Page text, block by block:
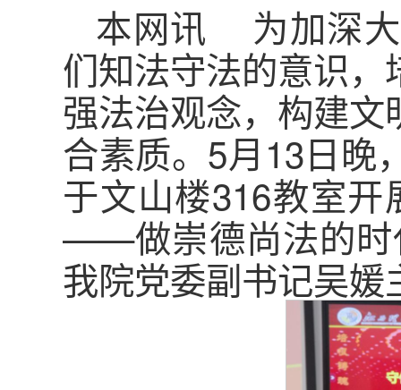
本网讯 为加深大
们知法守法的意识
强法治观念，构建
合素质。5月13日晚
于文山楼316教室
——做崇德尚法的时
我院党委副书记吴